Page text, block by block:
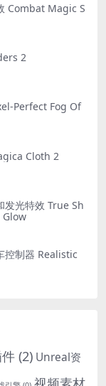
Combat Magic S
2
Perfect Fog Of
Cloth 2
发光特效 True Sh
控制器 Realistic
(2) Unreal资